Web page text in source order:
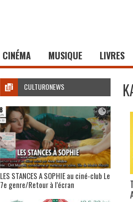
CINÉMA MUSIQUE LIVRES
CULTURONEWS
LES STANCES A SOPHIE au ciné-club Le
7e genre/Retour à l’écran